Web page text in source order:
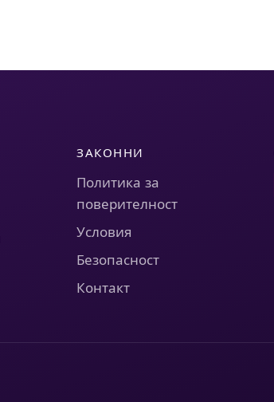
ЗАКОННИ
Политика за
поверителност
Условия
Безопасност
Контакт